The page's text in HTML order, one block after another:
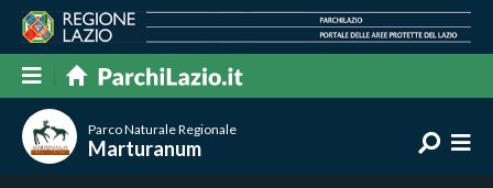
Parco Naturale Regionale
Marturanum